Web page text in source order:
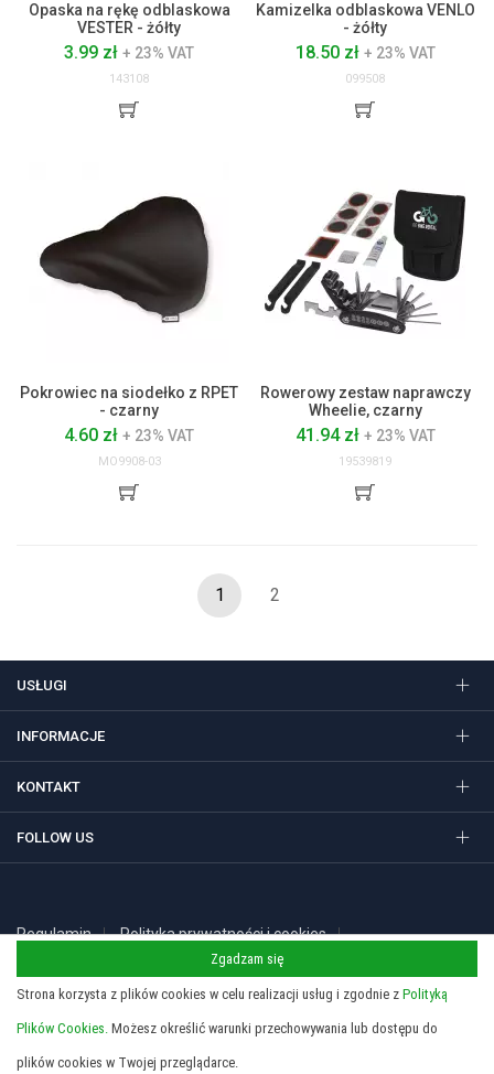
Opaska na rękę odblaskowa
VESTER - żółty
3.99 zł + 23% VAT
143108
Kamizelka odblaskowa VENLO
- żółty
18.50 zł + 23% VAT
099508
Pokrowiec na siodełko z RPET
- czarny
4.60 zł + 23% VAT
MO9908-03
Rowerowy zestaw naprawczy
Wheelie, czarny
41.94 zł + 23% VAT
19539819
1 2
USŁUGI
INFORMACJE
KONTAKT
FOLLOW US
Regulamin
Polityka prywatności i cookies
Copyright 2026 © STUDIO SIEDEM Grzegorz Żółtowski. Gadżety
reklamowe, długopisy i nadruki w Krakowie.
Zgadzam się
Strona korzysta z plików cookies w celu realizacji usług i zgodnie z Polityką
Plików Cookies. Możesz określić warunki przechowywania lub dostępu do
plików cookies w Twojej przeglądarce.